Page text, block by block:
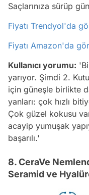
Saçlarınıza sürüp
Fiyatı Trendyol'da
Fiyatı Amazon'da
Kullanıcı yorumu:
yarıyor. Şimdi 2.
için güneşle birlikte
yanları: çok hızlı
Çok güzel kokusu
acayip yumuşak
başarılı.'
8. CeraVe
Seramid ve